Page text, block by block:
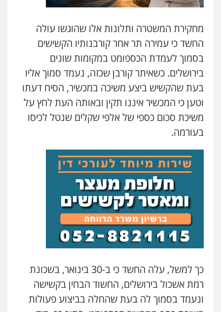
0526577766
סלימאן אבו שעירה – משרד עורכי דין
פלילי בטחוני צבאי נזיקין
0547780927
עו"ד אסף גונן
פלילי פשע חמור תעבורה צבא מעצרים
0542255161
גל דהן – משרד עורך דין פלילי
פלילי פשיעה חמורה סמים מעצרים
וחקירות
0544723840
עו"ד ראוף נג'אר
פלילי עורכי דין לענייני אסירים מעצרים
סמים רכוש
0548009246
דוד אפרים משרד עורכי דין
פלילי צווארון לבן מס הכנסה מע"מ
0506209859
מחקירת המשטרה ותלונות אלו שהוגשו עולה
החשד כי עמירה תר אחר קורבנותיו הקשישים
בסמוך לעמדת הכספומט במקומות שונים
בירושלים. כשאיתר קורבן שכזה, נעמד סמוך אליו
בעת שהקשיש ביצע משיכה במכשיר, הסיח דעתו
וטען כי המכשיר איננו תקין ובאותה העת לחץ על
משיכת סכום כספי של אלפי שקלים שנטל לכיסו
בעורמה.
כך למשל, עלה החשד כי ב-30 בינואר, בשכונת
רמת אשכול בירושלים, החשוד הבחין בקשישה
ונעמד בסמוך לה בעת שהחלה בביצוע פעולות